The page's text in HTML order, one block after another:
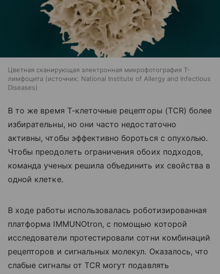
Цветная сканирующая электронная микрофотография Т-
лимфоцита
источник: National Institute of Allergy and Infectious
Diseases
В то же время Т-клеточные рецепторы (TCR) более
избирательны, но они часто недостаточно
активны, чтобы эффективно бороться с опухолью.
Чтобы преодолеть ограничения обоих подходов,
команда ученых решила объединить их свойства в
одной клетке.
В ходе работы использовалась роботизированная
платформа IMMUNOtron, с помощью которой
исследователи протестировали сотни комбинаций
рецепторов и сигнальных молекул. Оказалось, что
слабые сигналы от TCR могут подавлять